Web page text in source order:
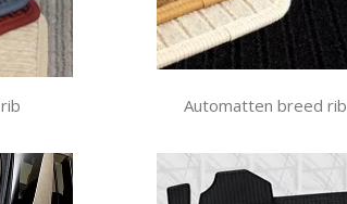
Automatten breed rib